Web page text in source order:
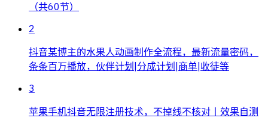
（共60节）
2
抖音某博主的水果人动画制作全流程，最新流量密码，
条条百万播放，伙伴计划|分成计划|商单|收徒等
3
苹果手机抖音无限注册技术，不掉线不核对丨效果自测